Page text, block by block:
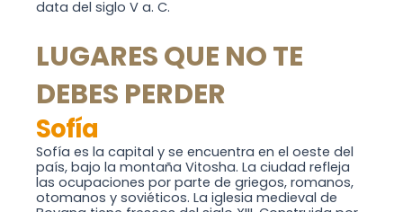
data del siglo V a. C.
LUGARES QUE NO TE
DEBES PERDER
Sofía
Sofía es la capital y se encuentra en el oeste del
país, bajo la montaña Vitosha. La ciudad refleja
las ocupaciones por parte de griegos, romanos,
otomanos y soviéticos. La iglesia medieval de